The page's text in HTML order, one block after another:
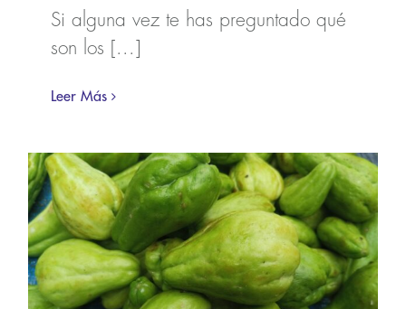
Si alguna vez te has preguntado qué
son los [...]
Leer Más